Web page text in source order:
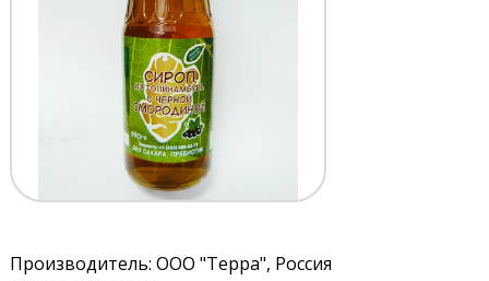
Производитель: ООО "Терра", Россия